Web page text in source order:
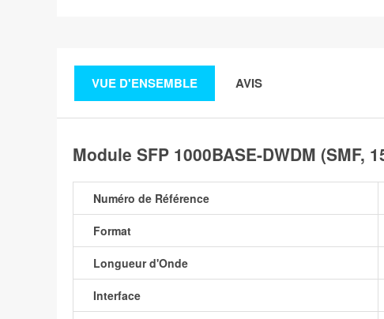
VUE D'ENSEMBLE AVIS
Module SFP 1000BASE-DWDM (SMF,
Numéro de Référence
Format
Longueur d'Onde
Interface